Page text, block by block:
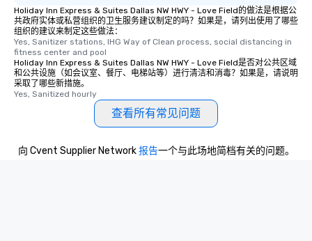
Holiday Inn Express & Suites Dallas NW HWY - Love Field的做法是根据公
共政府实体或私营组织的卫生服务建议制定的吗？如果是，请列出使用了哪些
组织的建议来制定这些做法：
Yes, Sanitizer stations, IHG Way of Clean process, social distancing in
fitness center and pool
Holiday Inn Express & Suites Dallas NW HWY - Love Field是否对公共区域
和公共设施（如会议室、餐厅、电梯站等）进行清洁和消毒？如果是，请说明
采取了哪些新措施。
Yes, Sanitized hourly
查看所有常见问题
向 Cvent Supplier Network报告一个与此场地简档有关的问题。